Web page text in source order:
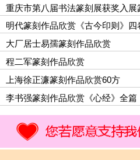
重庆市第八届书法篆刻展获奖入展
明代篆刻作品欣赏《古今印则》四
大厂居士易孺篆刻作品欣赏
程二军篆刻作品欣赏
上海徐正濂篆刻作品欣赏60方
李书强篆刻作品欣赏《心经》全篇